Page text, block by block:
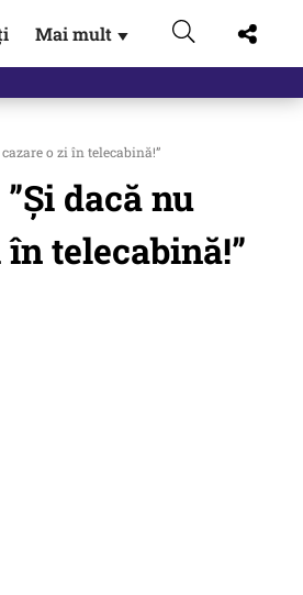
Mai mult ▼
o zi în telecabină!”
dacă nu
telecabină!”